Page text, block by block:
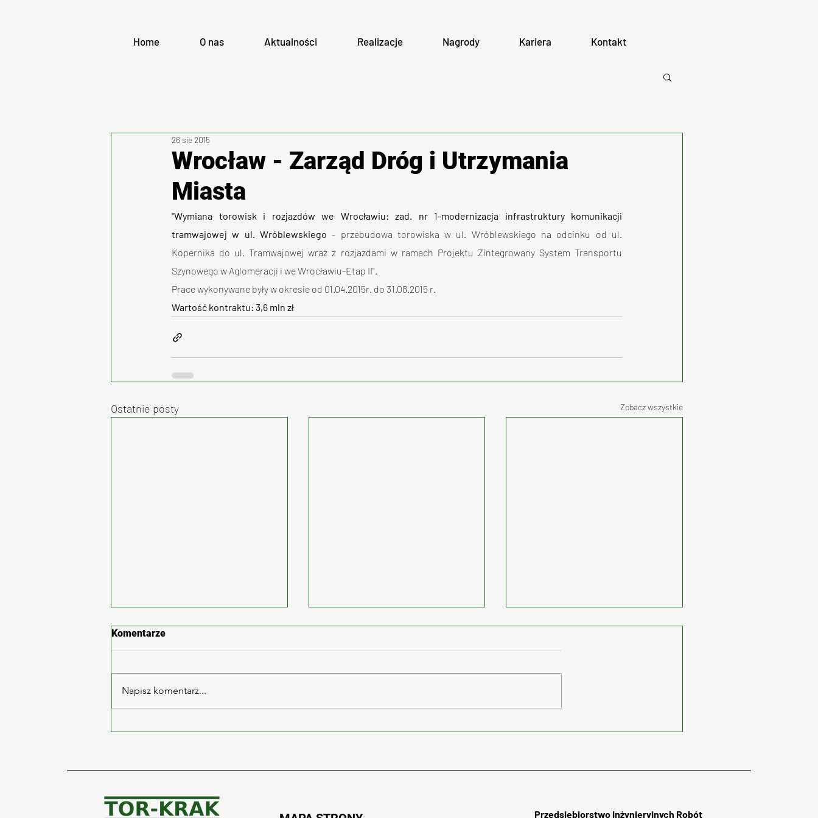
Home O nas Aktualności Realizacje Nagrody Kariera Kontakt
Wrocław - Zarząd Dróg i Utrzymania
Miasta
26 sie 2015
"Wymiana torowisk i rozjazdów we Wrocławiu: zad. nr 1-modernizacja infrastruktury komunikacji
tramwajowej w ul. Wróblewskiego - przebudowa torowiska w ul. Wróblewskiego na odcinku od ul.
Kopernika do ul. Tramwajowej wraz z rozjazdami w ramach Projektu Zintegrowany System Transportu
Szynowego w Aglomeracji i we Wrocławiu-Etap II".
Prace wykonywane były w okresie od 01.04.2015r. do 31.08.2015 r.
Wartość kontraktu: 3,6 mln zł
Ostatnie posty Zobacz wszystkie
Zabrze ul. Wolności
Komentarze
Napisz komentarz...
Przedsiębiorstwo Inżynieryjnych Robót